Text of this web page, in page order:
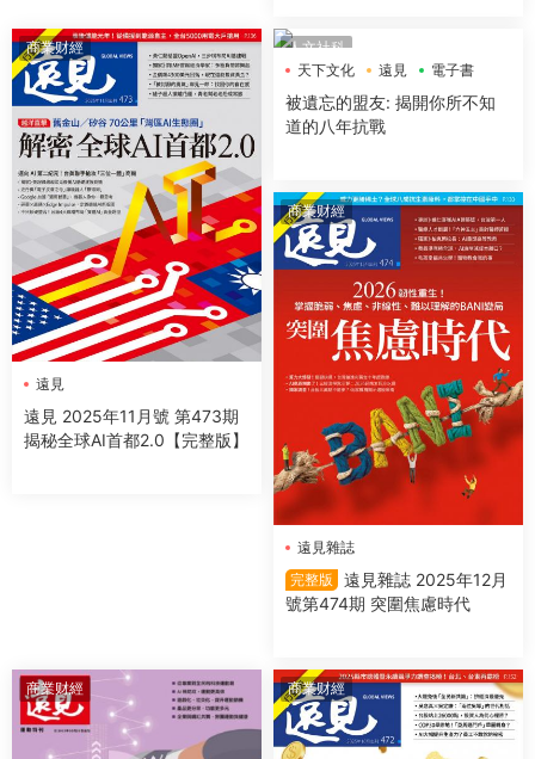
商業财經
遠見
遠見 2025年11月號 第473期
揭秘全球AI首都2.0【完整版】
人文社科
天下文化
遠見 電子書
被遺忘的盟友: 揭開你所不知
道的八年抗戰
商業财經
遠見雜誌
完整版
遠見雜誌 2025年12月
號第474期 突圍焦慮時代
商業财經 商業财經